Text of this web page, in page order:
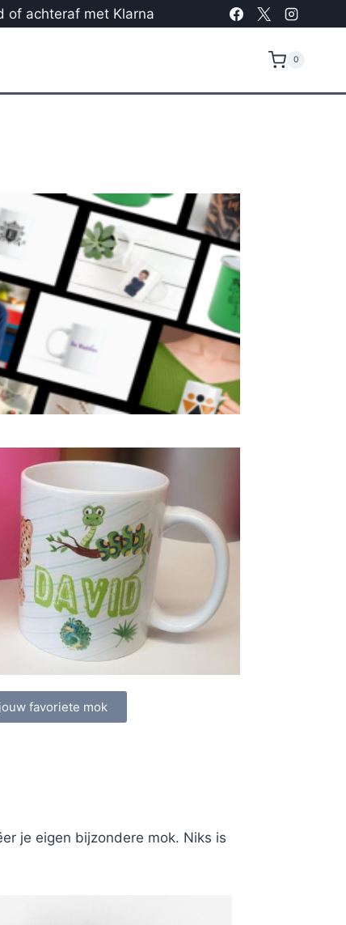
of achteraf met Klarna
0
favoriete mok
je eigen bijzondere mok. Niks is